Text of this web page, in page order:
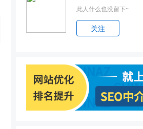
此人什么也没留下~
关注